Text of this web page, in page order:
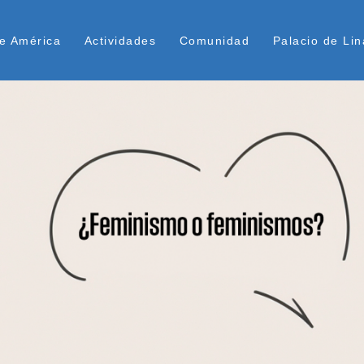
Superior
América Actividades Comunidad Palacio de